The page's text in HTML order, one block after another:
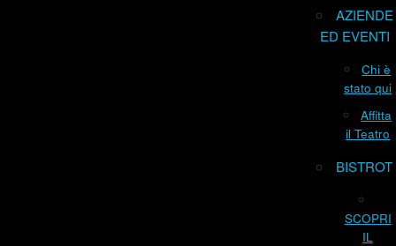
AZIENDE
ED EVENTI
Chi è
stato qui
Affitta
il Teatro
BISTROT
SCOPRI
IL